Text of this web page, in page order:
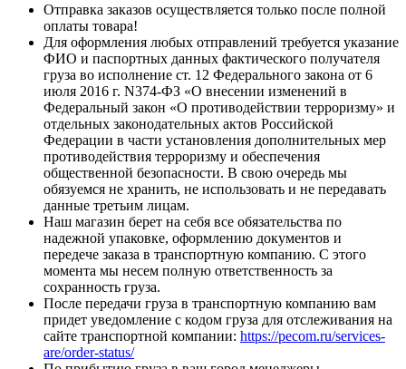
Отправка заказов осуществляется только после полной
оплаты товара!
Для оформления любых отправлений требуется указание
ФИО и паспортных данных фактического получателя
груза во исполнение ст. 12 Федерального закона от 6
июля 2016 г. N374-ФЗ «О внесении изменений в
Федеральный закон «О противодействии терроризму» и
отдельных законодательных актов Российской
Федерации в части установления дополнительных мер
противодействия терроризму и обеспечения
общественной безопасности. В свою очередь мы
обязуемся не хранить, не использовать и не передавать
данные третьим лицам.
Наш магазин берет на себя все обязательства по
надежной упаковке, оформлению документов и
передече заказа в транспортную компанию. С этого
момента мы несем полную ответственность за
сохранность груза.
После передачи груза в транспортную компанию вам
придет уведомление с кодом груза для отслеживания на
сайте транспортной компании: https://pecom.ru/services-
are/order-status/